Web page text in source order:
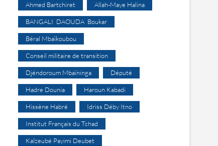
Ahmed Bartchiret Allah-Maye Halina
BANGALI DAOUDA Boukar
Béral Mbaïkoubou
Conseil militaire de transition
Djéndoroum Mbaïninga Député
Hadre Dounia Haroun Kabadi
Hissène Habré Idriss Déby Itno
Institut Français du Tchad
Kalzeubé Payimi Deubet